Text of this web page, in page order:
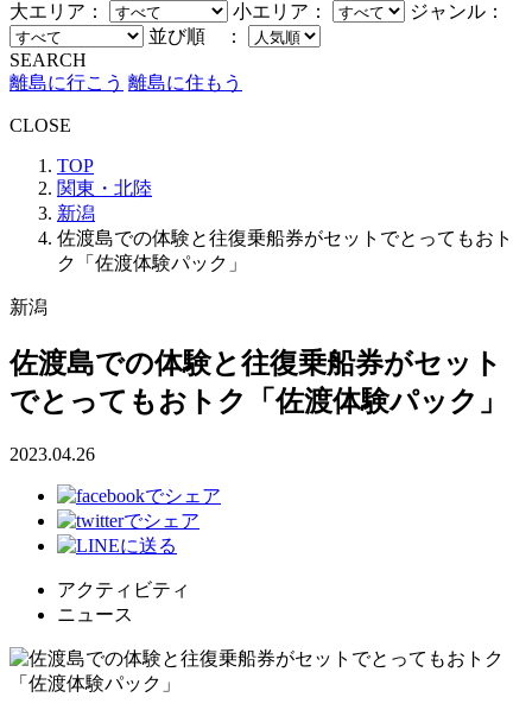
大エリア： 小エリア：
ジャンル：
並び順 ：
SEARCH
離島に行こう 離島に住もう
CLOSE
TOP
関東・北陸
新潟
佐渡島での体験と往復乗船券がセットでとってもおト
ク「佐渡体験パック」
新潟
佐渡島での体験と往復乗船券がセット
でとってもおトク「佐渡体験パック」
2023.04.26
アクティビティ
ニュース